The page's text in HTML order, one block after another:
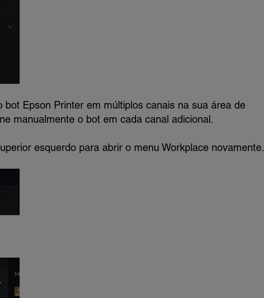
bot Epson Printer em múltiplos canais na sua área de
manualmente o bot em cada canal adicional.
esquerdo para abrir o menu Workplace novamente.